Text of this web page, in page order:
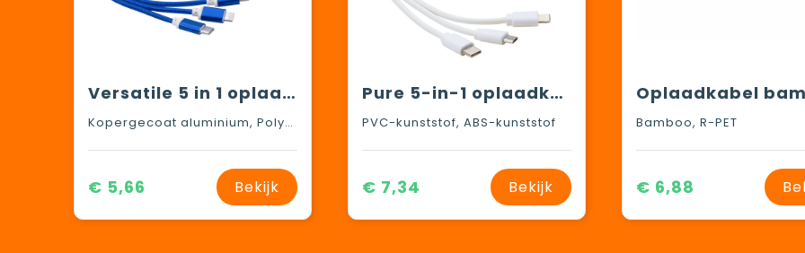
Versatile 5 in 1 oplaadkabel
Kopergecoat aluminium, Polyester
€ 5,66 Bekijk
Pure 5-in-1 oplaadkabel met antibacterieel additief
PVC-kunststof, ABS-kunststof
€ 7,34 Bekijk
Bamboo, R-PET
€ 6,88